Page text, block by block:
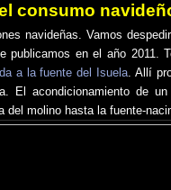
consumo
navideñas. Vamos
publicamos en el año 2011.
a la fuente del Isuela. Allí
El acondicionamiento de
del molino hasta la fuente-